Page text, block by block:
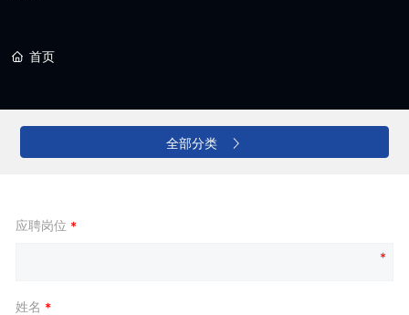
首页
全部分类
应聘岗位
姓名